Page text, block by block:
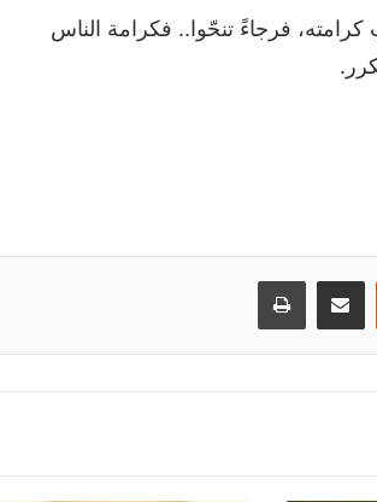
فرجاءً تنحّوا.. فكرامة الناس
‏Reddit مشاركة عبر البريد طباعة